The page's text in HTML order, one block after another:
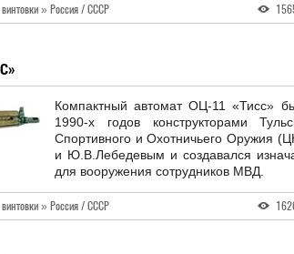
» Россия / СССР
Компактный автомат ОЦ-11 «Тисс»
1990-х годов конструкторами
Спортивного и Охотничьего Оружия
и Ю.В.Лебедевым и создавался
для вооружения сотрудников МВД.
» Россия / СССР